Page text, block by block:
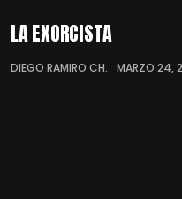
LA EXORCISTA
DIEGO RAMIRO CH. MARZO 24,